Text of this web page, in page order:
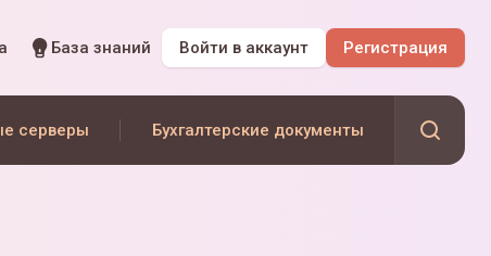
База знаний Войти в аккаунт Регистрация
серверы Бухгалтерские документы